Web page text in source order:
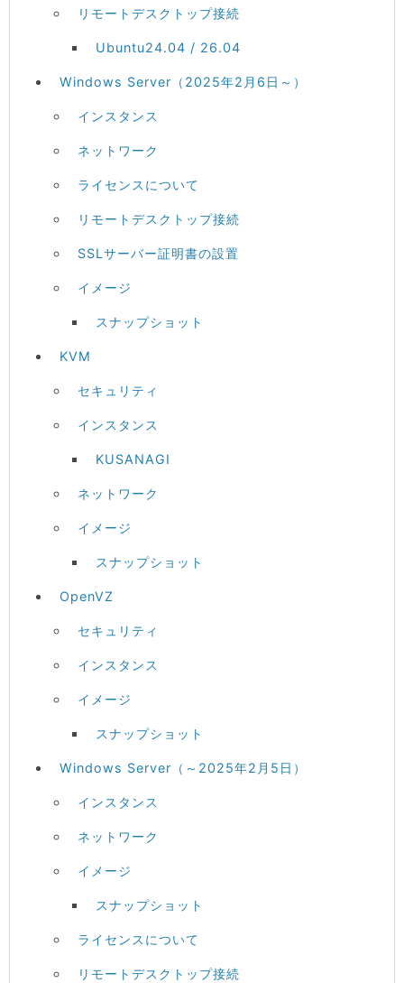
リモートデスクトップ接続
Ubuntu24.04 / 26.04
Windows Server（2025年2月6日～）
インスタンス
ネットワーク
ライセンスについて
リモートデスクトップ接続
SSLサーバー証明書の設置
イメージ
スナップショット
KVM
セキュリティ
インスタンス
KUSANAGI
ネットワーク
イメージ
スナップショット
OpenVZ
セキュリティ
インスタンス
イメージ
スナップショット
Windows Server（～2025年2月5日）
インスタンス
ネットワーク
イメージ
スナップショット
ライセンスについて
リモートデスクトップ接続